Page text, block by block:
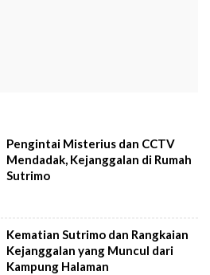
Pengintai Misterius dan CCTV
Mendadak, Kejanggalan di Rumah
Sutrimo
Kematian Sutrimo dan Rangkaian
Kejanggalan yang Muncul dari
Kampung Halaman